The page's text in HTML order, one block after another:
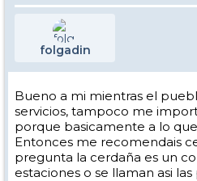
folgadin
Bueno a mi mientras el
servicios, tampoco me
porque basicamente a lo que
Entonces me recomendais
pregunta la cerdaña es un
estaciones o se llaman asi las